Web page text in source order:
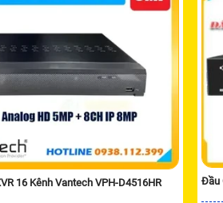
16 Kênh Vantech VPH-D4516HR
Đầu